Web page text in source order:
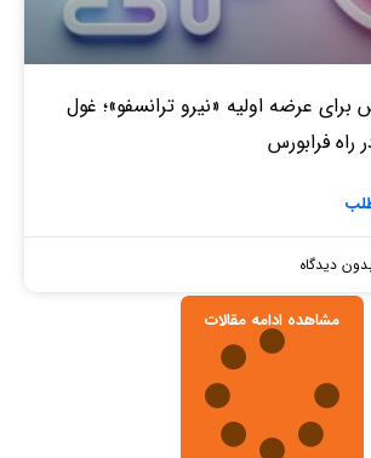
عرضه اولیه «نیرو ترانسفو»؛ غول
دیدگاه
مشاهده ادامه مقالات